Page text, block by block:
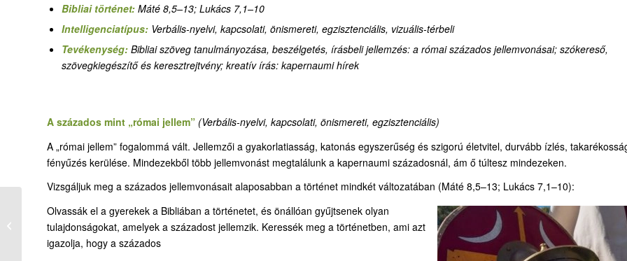
Bibliai történet: Máté 8,5–13; Lukács 7,1–10
Intelligenciatípus: Verbális-nyelvi, kapcsolati, önismereti, egzisztenciális, vizuális-térbeli
Tevékenység: Bibliai szöveg tanulmányozása, beszélgetés, írásbeli jellemzés: a római százados jellemvonásai; szókereső,
szövegkiegészítő és keresztrejtvény; kreatív írás: kapernaumi hírek
A százados mint „római jellem” (Verbális-nyelvi, kapcsolati, önismereti, egzisztenciális)
A „római jellem” fogalommá vált. Jellemzői a gyakorlatiasság, katonás egyszerűség és szigorú életvitel, durvább ízlés,
fényűzés kerülése. Mindezekből több jellemvonást megtalálunk a kapernaumi századosnál, ám ő túltesz mindezeken.
Vizsgáljuk meg a százados jellemvonásait alaposabban a történet mindkét változatában (Máté 8,5–13; Lukács 7,1–10):
Olvassák el a gyerekek a Bibliában a történetet, és önállóan gyűjtsenek olyan
tulajdonságokat, amelyek a századost jellemzik. Keressék meg a történetben, ami azt
igazolja, hogy a százados
Felcseréltük a sorrendet!